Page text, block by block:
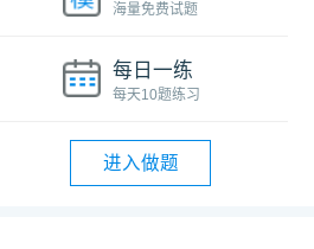
海量免费试题
每日一练
每天10题练习
进入做题